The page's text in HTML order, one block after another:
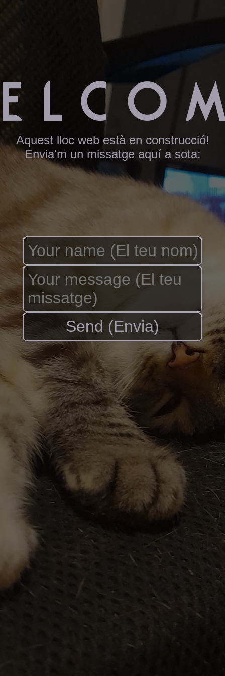
Aquest lloc web està en construcció!
Envia'm un missatge aquí a sota: